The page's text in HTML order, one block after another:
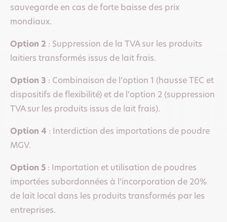
sauvegarde en cas de forte baisse des prix
mondiaux.
Option 2 : Suppression de la TVA sur les produits
laitiers transformés issus de lait frais.
Option 3 : Combinaison de l’option 1 (hausse TEC et
dispositifs de flexibilité) et de l’option 2 (suppression
TVA sur les produits issus de lait frais).
Option 4 : Interdiction des importations de poudre
MGV.
Option 5 : Importation et utilisation de poudres
importées subordonnées à l’incorporation de 20%
de lait local dans les produits transformés par les
entreprises.